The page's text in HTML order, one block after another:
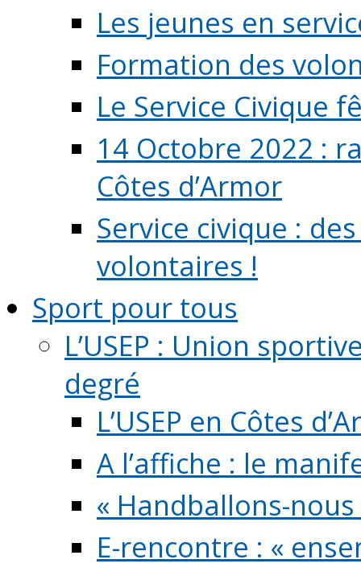
Les jeunes en
Formation des
Le Service Civique
14 Octobre 2022 :
Côtes d’Armor
Service civique :
volontaires !
Sport pour tous
L’USEP : Union
degré
L’USEP en Côtes
A l’affiche : le
« Handballons-
E-rencontre : «